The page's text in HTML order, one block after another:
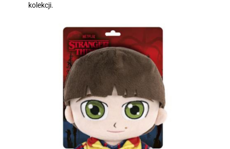
kolekcji.